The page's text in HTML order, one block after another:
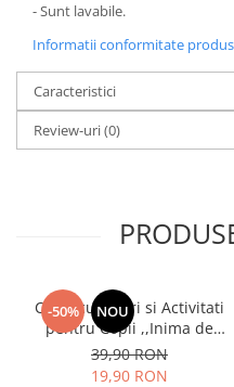
fetite
Instrumente muzicale de
Jocuri de societate
Jucarii de plus
Masinute
Set joaca doctor
Set joaca gradinarit
Set joaca supermarket
- Sunt lavabile.
Informatii conformitate produs
Caracteristici
Review-uri(0)
-50% NOU
Carte cu Jocuri si Activitati
pentru Copii ,,Inima de
Campion'' Masini Cars 3
Disney
39,90 RON
19,90 RON